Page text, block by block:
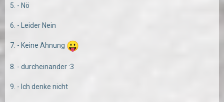
5. - Nö
6. - Leider Nein
7. - Keine Ahnung
8. - durcheinander :3
9. - Ich denke nicht